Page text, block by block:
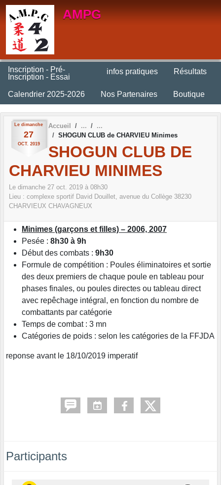
AMPG
Inscription - Pré-
Inscription - Essai
infos pratiques Résultats
Calendrier 2025-2026 Nos Partenaires Boutique
Le dimanche
27
OCT. 2019
Accueil
SHOGUN CLUB de CHARVIEU Minimes
SHOGUN CLUB DE
CHARVIEU MINIMES
Le dimanche 27 oct. 2019 à 08h30
Lieu : complexe sportif David Douillet, avenue du Collège 38230
CHARVIEUX CHAVAGNEUX
Minimes (garçons et filles) – 2006, 2007
Pesée : 8h30 à 9h
Début des combats : 9h30
Formule de compétition : Poules éliminatoires et sortie
des deux premiers de chaque poule en tableau pour
phases finales, ou poules directes ou tableau direct
avec repêchage intégral, en fonction du nombre de
combattants par catégorie
Temps de combat : 3 mn
Catégories de poids : selon les catégories de la FFJDA
reponse avant le 18/10/2019 imperatif
Participants
Panneau de gestion des cookies